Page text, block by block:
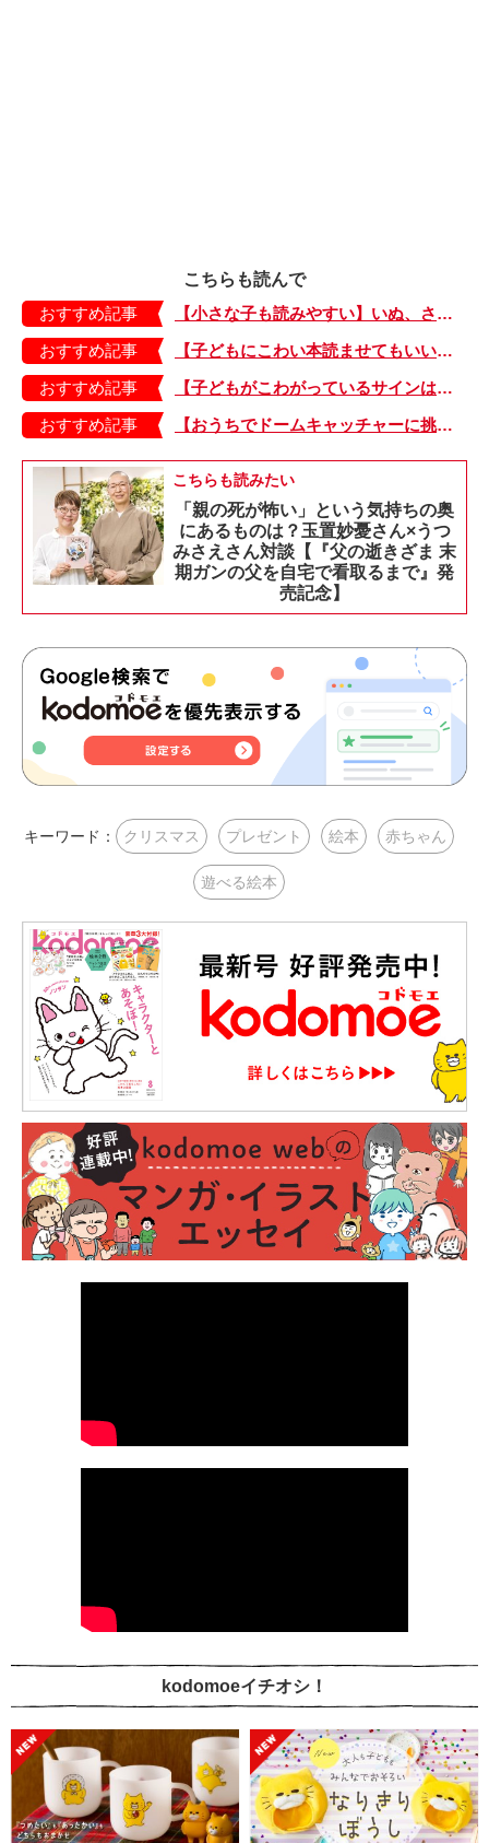
こちらも読んで
おすすめ記事
【小さな子も読みやすい】いぬ、さる、うさぎ、ゴリラにあひる…動物たちのまねっこできるかな？『まねまねっこ』発売中！
おすすめ記事
【子どもにこわい本読ませてもいいの？】「子どもはどのようなものにこわさを感じやすいのでしょうか？」
おすすめ記事
【子どもがこわがっているサインは？】「読み聞かせのとき、子どもがこわがっていると判断できるサインを教えてください！」
おすすめ記事
【おうちでドームキャッチャーに挑戦だ】アンパンマン わくわくドームキャッチャー
こちらも読みたい
「親の死が怖い」という気持ちの奥
にあるものは？玉置妙憂さん×うつ
みさえさん対談【『父の逝きざま 末
期ガンの父を自宅で看取るまで』発
売記念】
キーワード： クリスマス プレゼント 絵本 赤ちゃん
遊べる絵本
kodomoeイチオシ！